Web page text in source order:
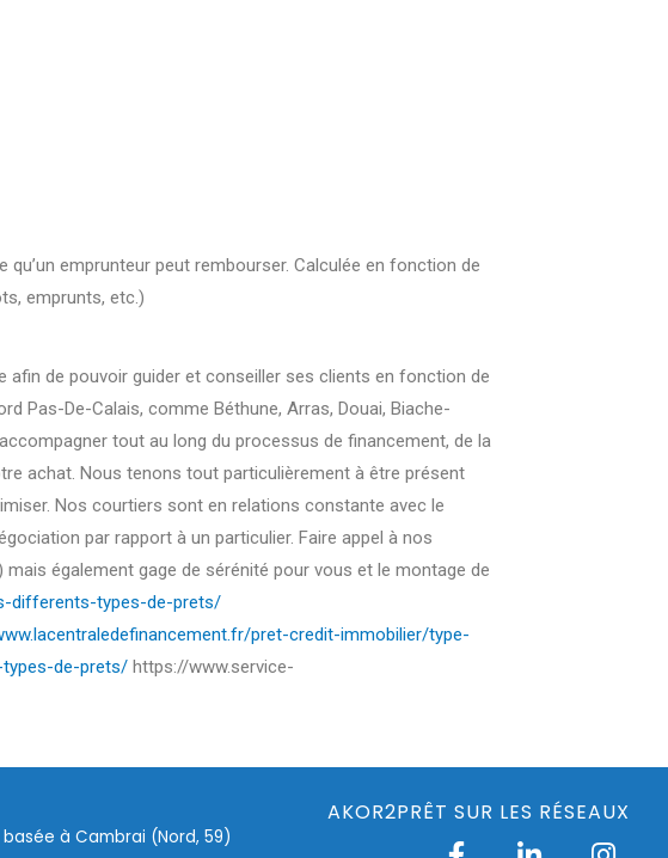
emprunteur peut rembourser. Calculée en fonction de
emprunts, etc.)
afin de pouvoir guider et conseiller ses clients en fonction de
Pas-De-Calais, comme Béthune, Arras, Douai, Biache-
tout au long du processus de financement, de la
achat. Nous tenons tout particulièrement à être présent
Nos courtiers sont en relations constante avec le
par rapport à un particulier. Faire appel à nos
également gage de sérénité pour vous et le montage de
differents-types-de-prets/
pret-credit-immobilier/type-
de-prets/ https://www.service-
à Cambrai (Nord, 59)
AKOR2PRÊT SUR LES RÉSEAUX